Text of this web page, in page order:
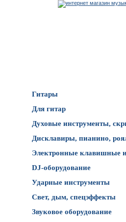
Гитары
Для гитар
Духовые инструменты,
Дисклавиры, пианино,
Электронные клавишные
DJ-оборудование
Ударные инструменты
Свет, дым, спецэффекты
Звуковое оборудование